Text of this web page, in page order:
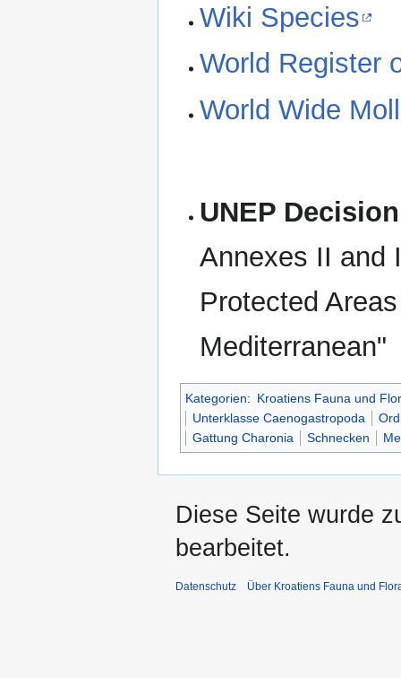
Wiki Species
World Register
World Wide
UNEP
Annexes II and
Protected
Mediterranean"
Kategorien: Kroatiens Fauna und
Unterklasse Caenogastropoda
Gattung Charonia
Schnecken
Diese Seite wurde
bearbeitet.
Datenschutz Über Kroatiens Fauna und